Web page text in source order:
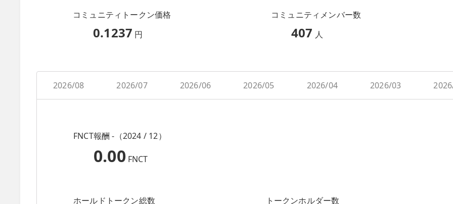
コミュニティトークン価格
0.1237 円
コミュニティメンバー数
407 人
2026/08 2026/07 2026/06 2026/05 2026/04 2026/03
FNCT報酬 -（2024 / 12）
0.00 FNCT
ホールドトークン総数 トークンホルダー数